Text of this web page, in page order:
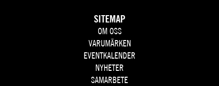
SITEMAP
OM OSS
VARUMÄRKEN
EVENTKALENDER
NYHETER
SAMARBETE